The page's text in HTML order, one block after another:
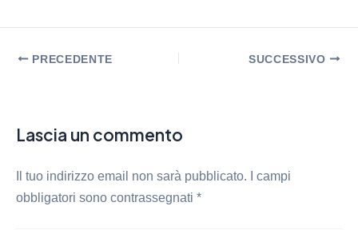
PRECEDENTE SUCCESSIVO
Lascia un commento
Il tuo indirizzo email non sarà pubblicato. I campi
obbligatori sono contrassegnati *